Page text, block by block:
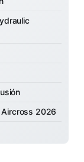
Aircross 2026